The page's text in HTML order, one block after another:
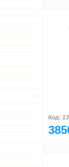
Код: